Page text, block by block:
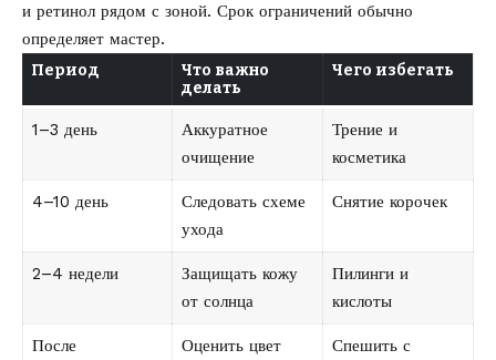
и ретинол рядом с зоной. Срок ограничений обычно
определяет мастер.
Период
Что важно
делать
Чего избегать
1–3 день
Аккуратное
очищение
Трение и
косметика
4–10 день
Следовать схеме
ухода
Снятие корочек
2–4 недели
Защищать кожу
от солнца
Пилинги и
кислоты
После
Оценить цвет
Спешить с